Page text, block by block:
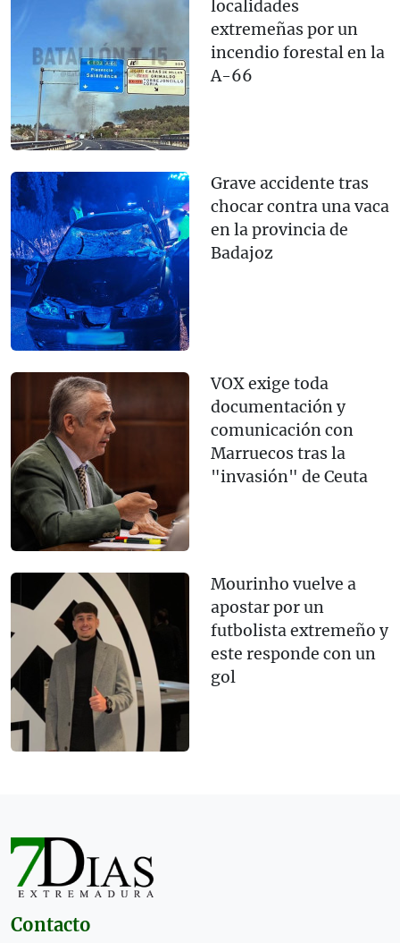
localidades
extremeñas por un
incendio forestal en la
A-66
Grave accidente tras
chocar contra una vaca
en la provincia de
Badajoz
VOX exige toda
documentación y
comunicación con
Marruecos tras la
"invasión" de Ceuta
Mourinho vuelve a
apostar por un
futbolista extremeño y
este responde con un
gol
Contacto